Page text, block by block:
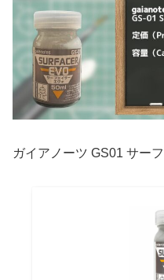
ガイアノーツ GS01 サー